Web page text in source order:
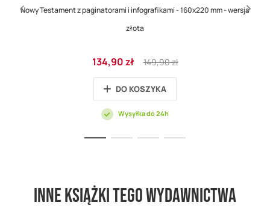
Nowy Testament z paginatorami i infografikami - 160x220 mm - wersja
złota
Cena
promocyjna
134,90 zł
Regular
Price
149,90 zł
DO KOSZYKA
Wysyłka do 24h
Inne książki tego wydawnictwa